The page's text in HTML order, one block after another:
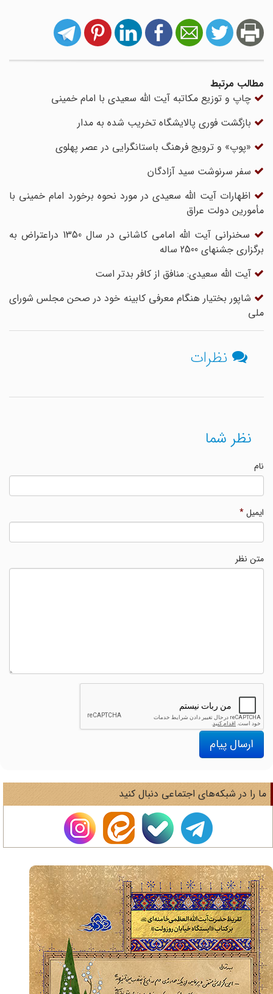
مطالب مرتبط
چاپ و توزیع مکاتبه آیت الله سعیدی با امام خمینی
بازگشت فوری پالایشگاه تخریب شده به مدار
«پوپ» و ترویج فرهنگ باستانگرایی در عصر پهلوی
سفر سرنوشت سید آزادگان
اظهارات آیت الله سعیدی در مورد نحوه برخورد امام خمینی با
مأمورین دولت عراق
سخنرانی آیت الله امامی کاشانی در سال 1350 دراعتراض به
برگزاری جشنهای 2500 ساله
آیت الله سعیدی: منافق از کافر بدتر است
شاپور بختیار هنگام معرفی کابینه خود در صحن مجلس شورای
ملی
نظرات
نظر شما
ایمیل*
متن نظر
ارسال پیام
را در شبکه‌های اجتماعی دنبال کنید